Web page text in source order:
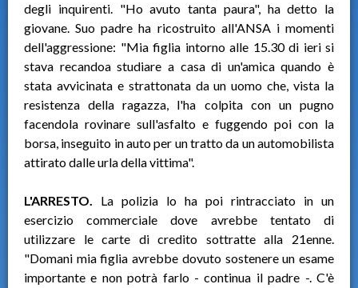
degli inquirenti. "Ho avuto tanta paura", ha detto la
giovane. Suo padre ha ricostruito all'ANSA i momenti
dell'aggressione: "Mia figlia intorno alle 15.30 di ieri si
stava recandoa studiare a casa di un'amica quando è
stata avvicinata e strattonata da un uomo che, vista la
resistenza della ragazza, l'ha colpita con un pugno
facendola rovinare sull'asfalto e fuggendo poi con la
borsa, inseguito in auto per un tratto da un automobilista
attirato dalle urla della vittima".
L'ARRESTO. La polizia lo ha poi rintracciato in un
esercizio commerciale dove avrebbe tentato di
utilizzare le carte di credito sottratte alla 21enne.
"Domani mia figlia avrebbe dovuto sostenere un esame
importante e non potrà farlo - continua il padre -. C'è